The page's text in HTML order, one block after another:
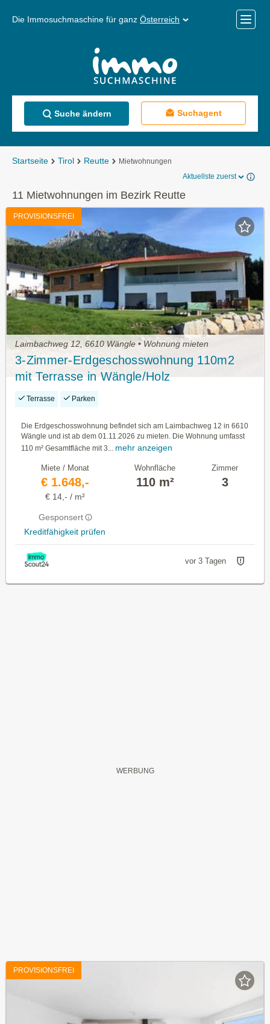
Die Immosuchmaschine für ganz Österreich
Menü
Suche ändern Suchagent
Startseite Tirol Reutte
Mietwohnungen
Aktuellste zuerst
11 Mietwohnungen im Bezirk Reutte
PROVISIONSFREI
Laimbachweg 12, 6610 Wängle • Wohnung mieten
3-Zimmer-Erdgeschosswohnung 110m2
mit Terrasse in Wängle/Holz
Terrasse Parken
Die Erdgeschosswohnung befindet sich am Laimbachweg 12 in 6610
Wängle und ist ab dem 01.11.2026 zu mieten. Die Wohnung umfasst
110 m² Gesamtfläche mit 3...
mehr anzeigen
Miete / Monat
€ 1.648,-
€ 14,- / m²
Gesponsert
Kreditfähigkeit prüfen
Wohnfläche
110 m²
Zimmer
3
vor 3 Tagen
PROVISIONSFREI